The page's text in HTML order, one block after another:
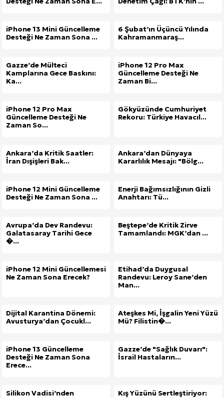
iPhone 13 Mini Güncelleme
Desteği Ne Zaman Sona ...
6 Şubat’ın Üçüncü Yılında
Kahramanmaraş...
Gazze’de Mülteci
Kamplarına Gece Baskını:
Ka...
iPhone 12 Pro Max
Güncelleme Desteği Ne
Zaman Bi...
iPhone 12 Pro Max
Güncelleme Desteği Ne
Zaman So...
Gökyüzünde Cumhuriyet
Rekoru: Türkiye Havacıl...
Ankara’da Kritik Saatler:
İran Dışişleri Bak...
Ankara’dan Dünyaya
Kararlılık Mesajı: "Bölg...
iPhone 12 Mini Güncelleme
Desteği Ne Zaman Sona ...
Enerji Bağımsızlığının Gizli
Anahtarı: Tü...
Avrupa’da Dev Randevu:
Galatasaray Tarihi Gece
�...
Beştepe’de Kritik Zirve
Tamamlandı: MGK’dan ...
iPhone 12 Mini Güncellemesi
Ne Zaman Sona Erecek?
Etihad’da Duygusal
Randevu: Leroy Sane’den
Man...
Dijital Karantina Dönemi:
Avusturya’dan Çocukl...
Ateşkes Mi, İşgalin Yeni Yüzü
Mü? Filistin�...
iPhone 13 Güncelleme
Desteği Ne Zaman Sona
Erece...
Gazze’de "Sağlık Duvarı":
İsrail Hastaların...
Silikon Vadisi’nden
Kış Yüzünü Sertleştiriyor: